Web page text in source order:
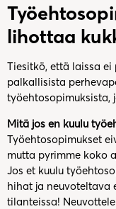
lihottaa
Tiesitkö, että laissa
palkallisista
työehtosopimuksista,
Mitä jos en kuulu
Työehtosopimukset
mutta pyrimme koko
Jos et kuulu
hihat ja neuvoteltava
tilanteissa!